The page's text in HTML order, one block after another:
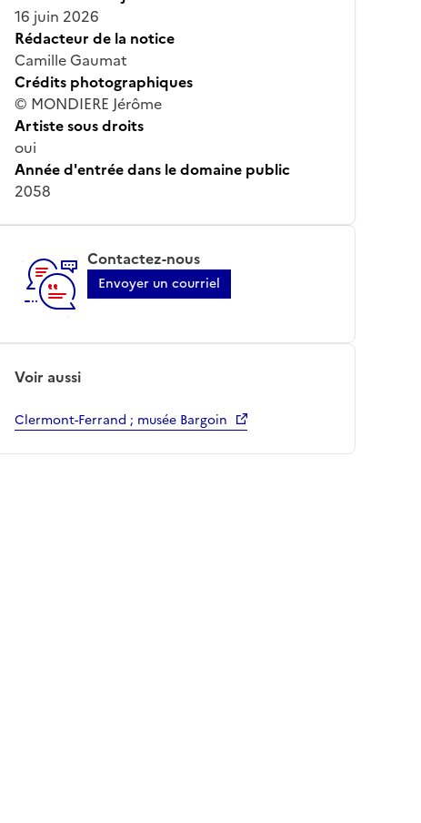
16 juin 2026
Rédacteur de la notice
Camille Gaumat
Crédits photographiques
© MONDIERE Jérôme
Artiste sous droits
oui
Année d'entrée dans le domaine public
2058
Contactez-nous
Envoyer un courriel
Voir aussi
Clermont-Ferrand ; musée Bargoin